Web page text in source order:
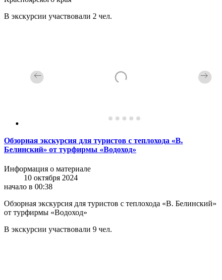
В экскурсии участвовали 2 чел.
Обзорная экскурсия для туристов с теплохода «В.
Белинский» от турфирмы «Водоход»
Информация о материале
10 октября 2024
начало в 00:38
Обзорная экскурсия для туристов с теплохода «В. Белинский»
от турфирмы «Водоход»
В экскурсии участвовали 9 чел.